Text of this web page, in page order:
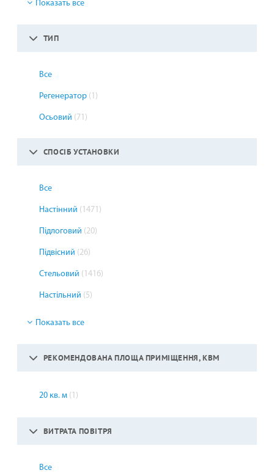
Показать все
ТИП
Все
Регенератор (1)
Осьовий (71)
СПОСІБ УСТАНОВКИ
Все
Настінний (1471)
Підлоговий (20)
Підвісний (26)
Стельовий (1416)
Настільний (5)
Показать все
РЕКОМЕНДОВАНА ПЛОЩА ПРИМІЩЕННЯ, КВМ
20 кв. м (1)
ВИТРАТА ПОВІТРЯ
Все